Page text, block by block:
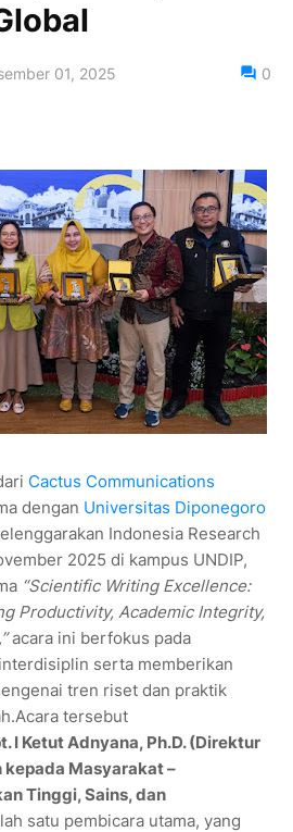
01, 2025 0
Cactus Communications
dengan Universitas Diponegoro
Indonesia Research
2025 di kampus UNDIP,
“Scientific Writing Excellence:
Productivity, Academic Integrity,
acara ini berfokus pada
serta memberikan
tren riset dan praktik
tersebut
I Ketut Adnyana, Ph.D. (Direktur
kepada Masyarakat –
Tinggi, Sains, dan
satu pembicara utama, yang